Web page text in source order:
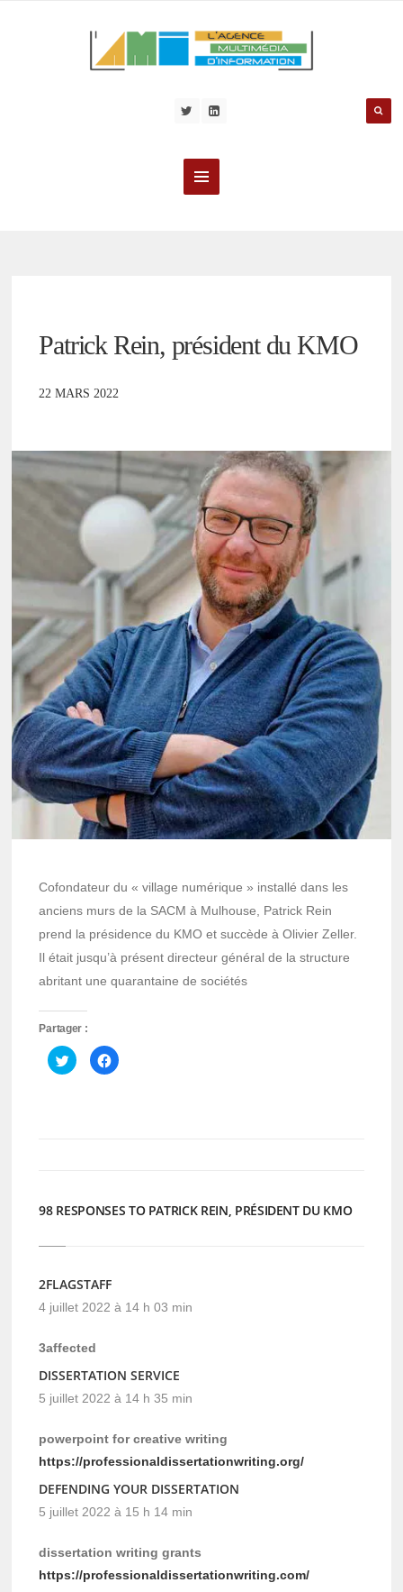
Patrick Rein, président du KMO
22 MARS 2022
Cofondateur du « village numérique » installé dans les
anciens murs de la SACM à Mulhouse, Patrick Rein
prend la présidence du KMO et succède à Olivier Zeller.
Il était jusqu’à présent directeur général de la structure
abritant une quarantaine de sociétés
Partager :
Cliquez
pour
partager
Cliquez
pour
98 RESPONSES TO PATRICK REIN, PRÉSIDENT DU KMO
2FLAGSTAFF
4 juillet 2022 à 14 h 03 min
3affected
DISSERTATION SERVICE
5 juillet 2022 à 14 h 35 min
powerpoint for creative writing
https://professionaldissertationwriting.org/
DEFENDING YOUR DISSERTATION
5 juillet 2022 à 15 h 14 min
dissertation writing grants
https://professionaldissertationwriting.com/